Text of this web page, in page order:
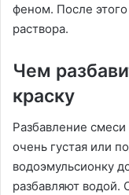
феном. После
раствора.
Чем
краску
Разбавление смеси
очень густая или
водоэмульсионку
разбавляют